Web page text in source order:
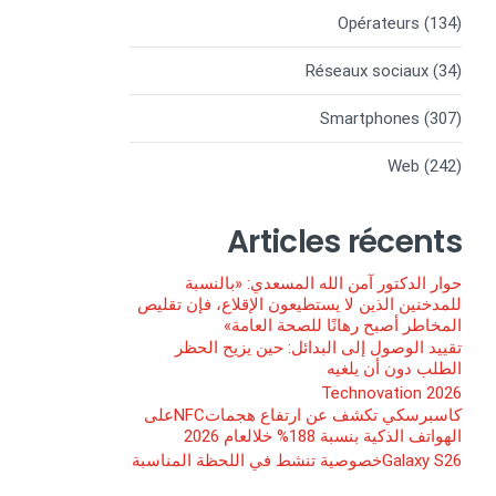
Opérateurs (134)
Réseaux sociaux (34)
Smartphones (307)
Web (242)
Articles récents
حوار الدكتور آمن الله المسعدي: «بالنسبة
للمدخنين الذين لا يستطيعون الإقلاع، فإن تقليص
المخاطر أصبح رهانًا للصحة العامة»
تقييد الوصول إلى البدائل: حين يزيح الحظر
الطلب دون أن يلغيه
Technovation 2026
كاسبرسكي تكشف عن ارتفاع هجماتNFCعلى
الهواتف الذكية بنسبة 188% خلالعام 2026
Galaxy S26خصوصية تنشط في اللحظة المناسبة